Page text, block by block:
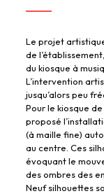
Le projet
de
du kiosque à
L’intervention
jusqu’alors peu
Pour le kiosque
proposé
(à maille fine)
au centre. Ces
évoquant le
des ombres des
Neuf silhouettes